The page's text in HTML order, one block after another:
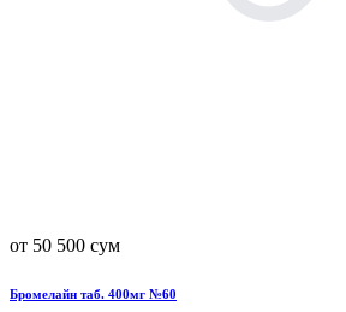
от 50 500 сум
Бромелайн таб. 400мг №60